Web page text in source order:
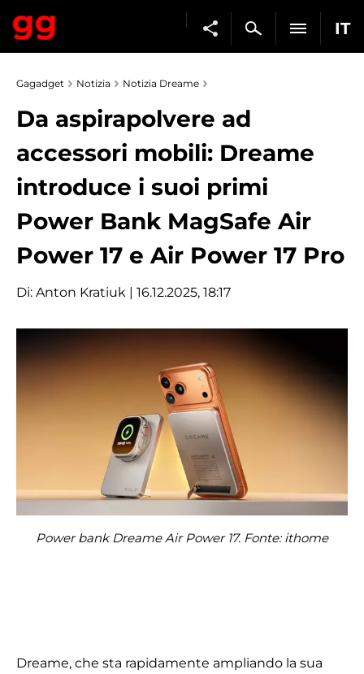
IT
Gagadget Notizia Notizia Dreame
Da aspirapolvere ad
accessori mobili: Dreame
introduce i suoi primi
Power Bank MagSafe Air
Power 17 e Air Power 17 Pro
Di: Anton Kratiuk | 16.12.2025, 18:17
Power bank Dreame Air Power 17. Fonte: ithome
Dreame, che sta rapidamente ampliando la sua